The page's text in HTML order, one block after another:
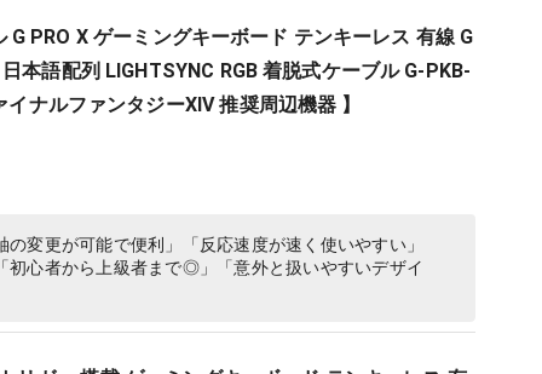
PRO X ゲーミングキーボード テンキーレス 有線 G
本語配列 LIGHTSYNC RGB 着脱式ケーブル G-PKB-
ナルファンタジーXIV 推奨周辺機器 】
変更が可能で便利」「反応速度が速く使いやすい」
心者から上級者まで◎」「意外と扱いやすいデザイ